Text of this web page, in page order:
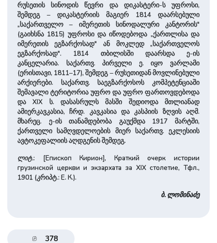
რუსეთის სინოდის წევრი და დიკასტერი-ს უფროსი,
შემდეგ – დიკასტერიის მაგიერ 1814 დაარსებული
„საქართველო – იმერეთის სინოდალური კანტორის"
(გაიხსნა 1815) უფროსი და იწოდებოდა „ქართლისა და
იმერეთის ეგზარქოსად" ან მოკლედ „საქართველოს
ეგზარქოსად". 1814 თბილისში დაარსდა ე-ის
კანცელარია. საქართვ. პირველი ე. იყო ვარლამი
(ერისთავი, 1811–17), შემდეგ – რუსეთიდან მოვლინებული
არქიერები. საქართვ. საეგზარქოსოს კომპეტენციაში
შემავალი ტერიტორია უფრო და უფრო ფართოვდებოდა
და XIX ს. დასასრულს მასში შედიოდა მთლიანად
ამიერკავკასია, ჩრდ. კავკასია და კასპიის ზღვის აღმ.
მხარეც. ე-ის თანამდებობა გაუქმდა 1917 მარტში,
ქართველი სამღვდელოების მიერ საქართვ. ეკლესიის
ავტოკეფალიის აღდგენის შემდეგ.
ლიტ.: [Епископ Кирион], Краткий очерк истории
грузинской церкви и экзархата за XIX столетие, Тфл.,
1901 (კრიპტ.: E. К.).
ბ. ლომინაძე
378